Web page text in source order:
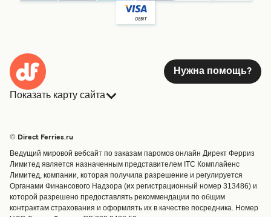
Нужна помощь?
Показать карту сайта
Страны
Обслуживание клиентов
Операторы
Маршруты и порты
Special Offers
Предлагает
Грузоперевозки
© Direct Ferries.ru
Ведущий мировой вебсайт по заказам паромов онлайн Директ Ферриз
Лимитед является назначенным представителем ITC Комплайенс
Лимитед, компании, которая получила разрешение и регулируется
Органами Финансового Надзора (их регистрационный номер 313486) и
которой разрешено предоставлять рекоммендации по общим
контрактам страхования и оформлять их в качестве посредника. Номер